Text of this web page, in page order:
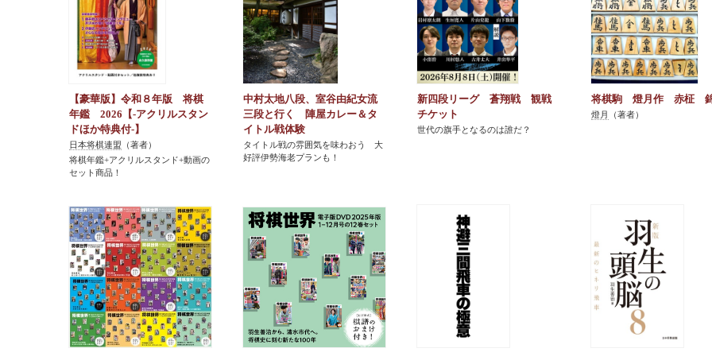
【豪華版】令和８年版 将棋
年鑑 2026【-アクリルスタン
ドほか特典付-】
日本将棋連盟 （著者）
将棋年鑑+アクリルスタンド+動画の
セット商品！
中村太地八段、室谷由紀女流
三段と行く 陣屋カレー＆タ
イトル戦体験
タイトル戦の雰囲気を味わおう 大
好評伊勢海老プランも！
新四段リーグ 蒼翔戦 観戦
チケット
世代の旗手となるのは誰だ？
将棋駒 燈月作 赤柾
燈月 （著者）